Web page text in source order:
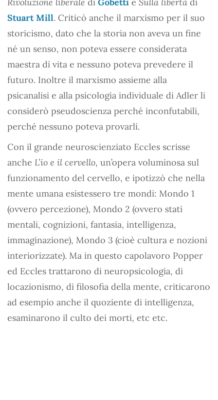
Stuart Mill. Criticò anche il marxismo per il suo
storicismo, dato che la storia non aveva un fine
né un senso, non poteva essere considerata
maestra di vita e nessuno poteva prevedere il
futuro. Inoltre il marxismo assieme alla
psicanalisi e alla psicologia individuale di Adler li
considerò pseudoscienza perché inconfutabili,
perché nessuno poteva provarli.
Con il grande neuroscienziato Eccles scrisse
anche L’io e il cervello, un’opera voluminosa sul
funzionamento del cervello, e ipotizzò che nella
mente umana esistessero tre mondi: Mondo 1
(ovvero percezione), Mondo 2 (ovvero stati
mentali, cognizioni, fantasia, intelligenza,
immaginazione), Mondo 3 (cioè cultura e nozioni
interiorizzate). Ma in questo capolavoro Popper
ed Eccles trattarono di neuropsicologia, di
locazionismo, di filosofia della mente, criticarono
ad esempio anche il quoziente di intelligenza,
esaminarono il culto dei morti, etc etc.